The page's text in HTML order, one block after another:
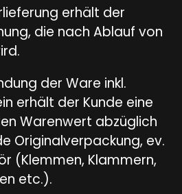
erhält der
die nach Ablauf von
der Ware inkl.
erhält der Kunde eine
Warenwert abzüglich
Originalverpackung, ev.
(Klemmen, Klammern,
etc.).